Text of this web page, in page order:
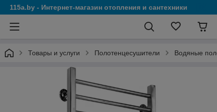
115a.by - Интернет-магазин отопления и сантехники
Товары и услуги Полотенцесушители Водяные